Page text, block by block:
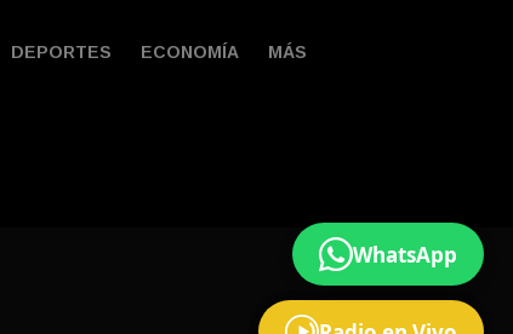
WhatsApp
DEPORTES ECONOMÍA MÁS